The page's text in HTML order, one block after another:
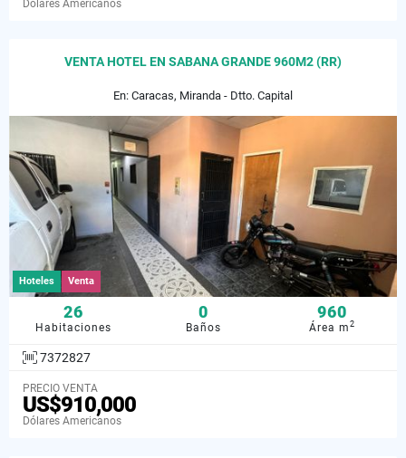
Dólares Americanos
VENTA HOTEL EN SABANA GRANDE 960M2 (RR)
En: Caracas, Miranda - Dtto. Capital
Hoteles Venta
26
Habitaciones
0
Baños
960
Área m2
7372827
PRECIO VENTA
US$910,000
Dólares Americanos